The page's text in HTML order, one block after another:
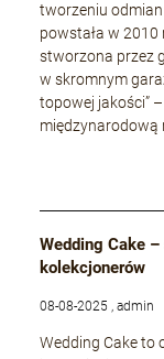
tworzeniu
powstała w 2010
stworzona przez
w skromnym
topowej jakości”
międzynarodową
Wedding Cake
kolekcjonerów
08-08-2025 , admin
Wedding Cake to